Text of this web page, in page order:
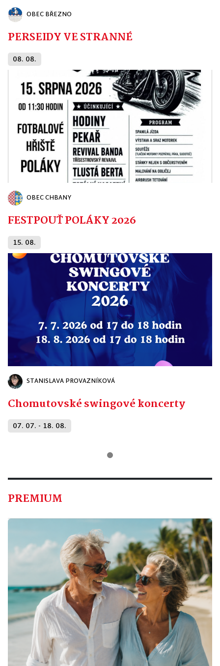
OBEC BŘEZNO
PERSEIDY VE STRANNÉ
08. 08.
OBEC CHBANY
FESTPOUŤ POLÁKY 2026
15. 08.
STANISLAVA PROVAZNÍKOVÁ
Chomutovské swingové koncerty
07. 07. - 18. 08.
PREMIUM